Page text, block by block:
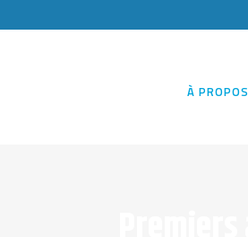
À PROPOS